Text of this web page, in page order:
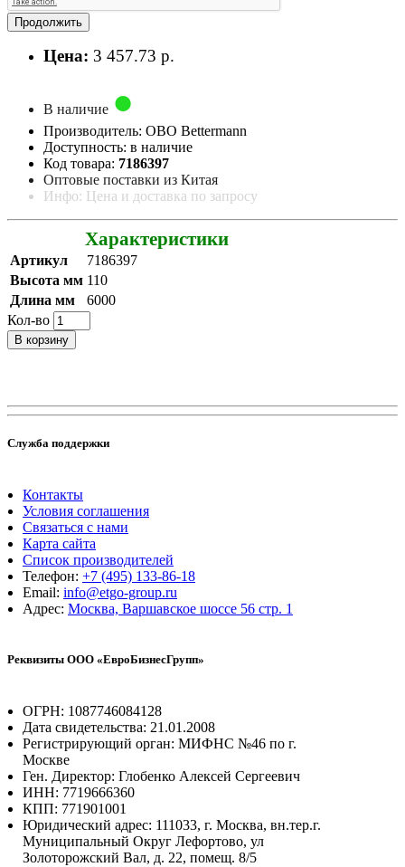
Продолжить
Цена: 3 457.73 р.
В наличие
Производитель: OBO Bettermann
Доступность: в наличие
Код товара: 7186397
Оптовые поставки из Китая
Инфо: Цена и доставка по запросу
Характеристики
Артикул
7186397
Высота мм 110
Длина мм
6000
Кол-во
В корзину
Служба поддержки
Контакты
Условия соглашения
Связаться с нами
Карта сайта
Список производителей
Телефон: +7 (495) 133-86-18
Email: info@etgo-group.ru
Адрес: Москва, Варшавское шоссе 56 стр. 1
Реквизиты ООО «ЕвроБизнесГрупп»
ОГРН: 1087746084128
Дата свидетельства: 21.01.2008
Регистрирующий орган: МИФНС №46 по г.
Москве
Ген. Директор: Глобенко Алексей Сергеевич
ИНН: 7719666360
КПП: 771901001
Юридический адрес: 111033, г. Москва, вн.тер.г.
Муниципальный Округ Лефортово, ул
Золоторожский Вал, д. 22, помещ. 8/5